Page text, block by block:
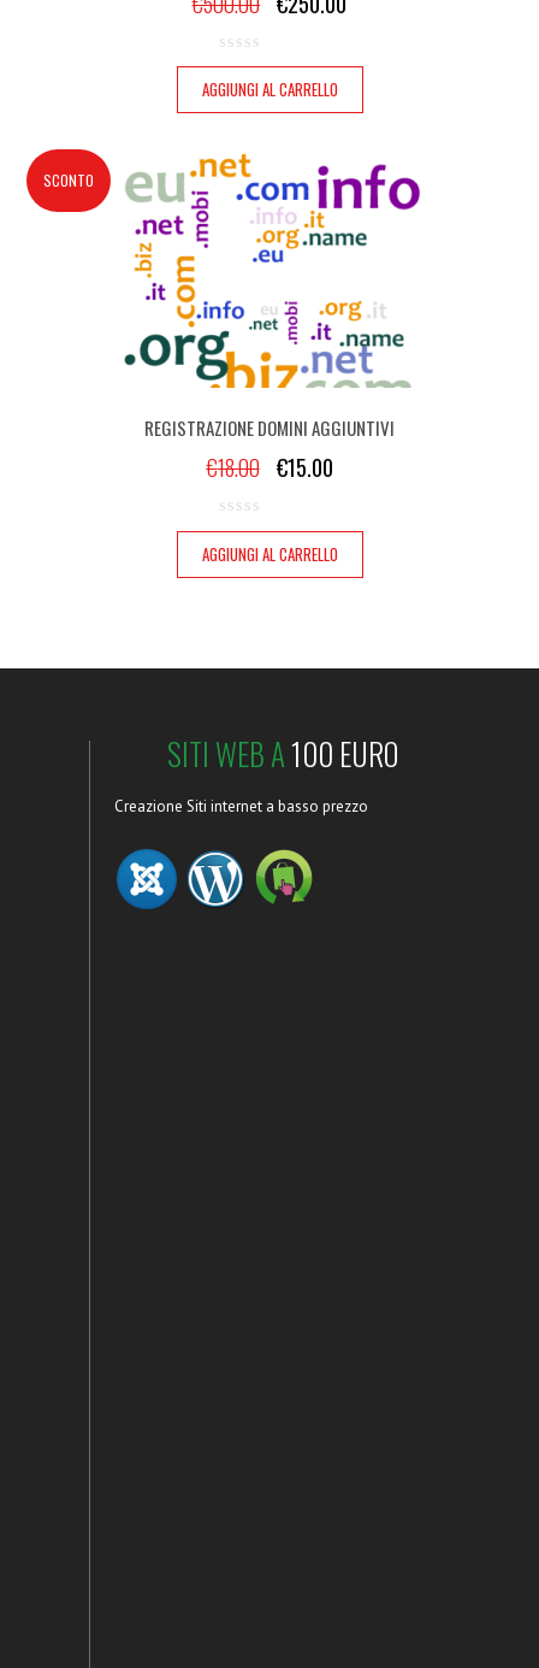
AGGIUNGI AL CARRELLO
SCONTO
REGISTRAZIONE DOMINI AGGIUNTIVI
€18.00 €15.00
AGGIUNGI AL CARRELLO
SITI WEB A100 EURO
Creazione Siti internet a basso prezzo